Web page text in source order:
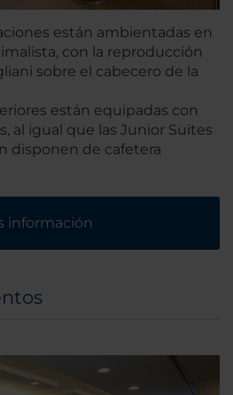
están ambientadas en
con la reproducción
sobre el cabecero de la
están equipadas con
al igual que las Junior Suites
disponen de cafetera
información